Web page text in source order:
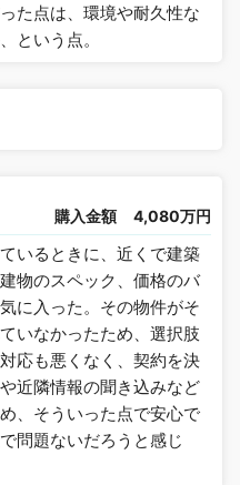
た点は、環境や耐久性な
という点。
購入金額 4,080万円
いるときに、近くで建築
物のスペック、価格のバ
に入った。その物件がそ
いなかったため、選択肢
応も悪くなく、契約を決
近隣情報の聞き込みなど
、そういった点で安心で
問題ないだろうと感じ